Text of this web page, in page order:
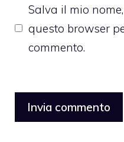
Salva il mio
questo browser
commento.